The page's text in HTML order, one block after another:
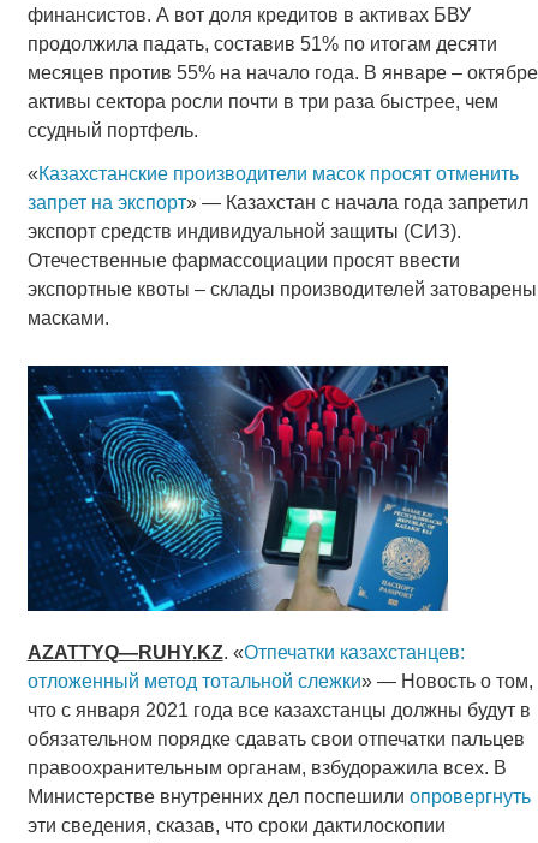
финансистов. А вот доля кредитов в активах БВУ
продолжила падать, составив 51% по итогам десяти
месяцев против 55% на начало года. В январе – октябре
активы сектора росли почти в три раза быстрее, чем
ссудный портфель.
«Казахстанские производители масок просят отменить
запрет на экспорт» — Казахстан с начала года запретил
экспорт средств индивидуальной защиты (СИЗ).
Отечественные фармассоциации просят ввести
экспортные квоты – склады производителей затоварены
масками.
AZATTYQ—RUHY.KZ. «Отпечатки казахстанцев:
отложенный метод тотальной слежки» — Новость о том,
что с января 2021 года все казахстанцы должны будут в
обязательном порядке сдавать свои отпечатки пальцев
правоохранительным органам, взбудоражила всех. В
Министерстве внутренних дел поспешили опровергнуть
эти сведения, сказав, что сроки дактилоскопии